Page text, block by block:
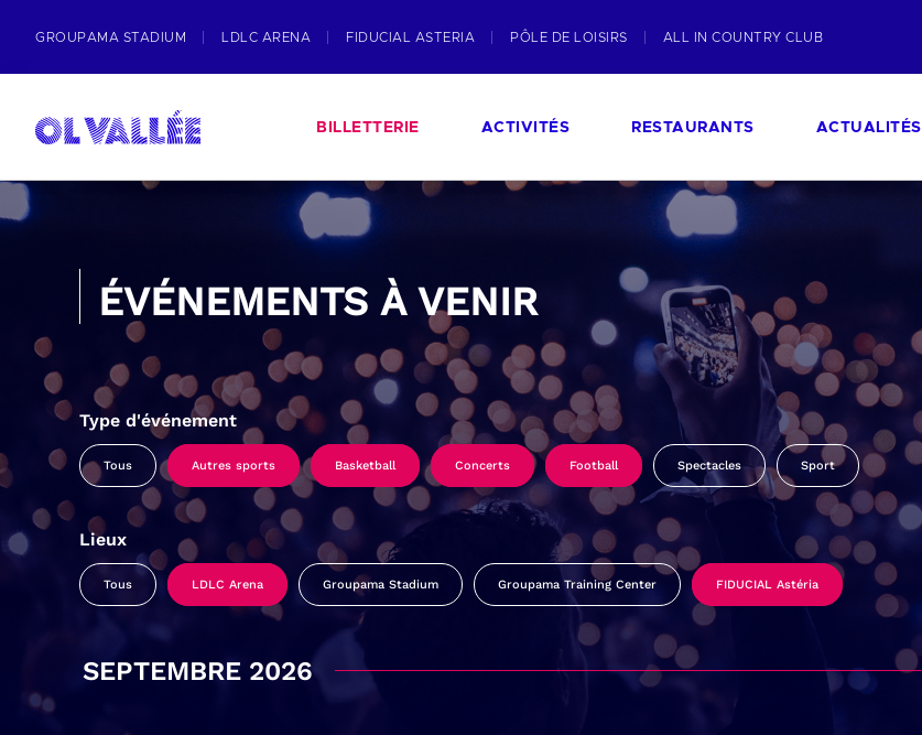
GROUPAMA STADIUM LDLC ARENA FIDUCIAL ASTERIA PÔLE DE LOISIRS ALL IN COUNTRY CLUB
BILLETTERIE ACTIVITÉS RESTAURANTS ACTUALITÉS
ÉVÉNEMENTS À VENIR
Type d'événement
Tous Autres sports Basketball Concerts Football Spectacles Sport
Lieux
Tous LDLC Arena Groupama Stadium Groupama Training Center FIDUCIAL Astéria
SEPTEMBRE 2026